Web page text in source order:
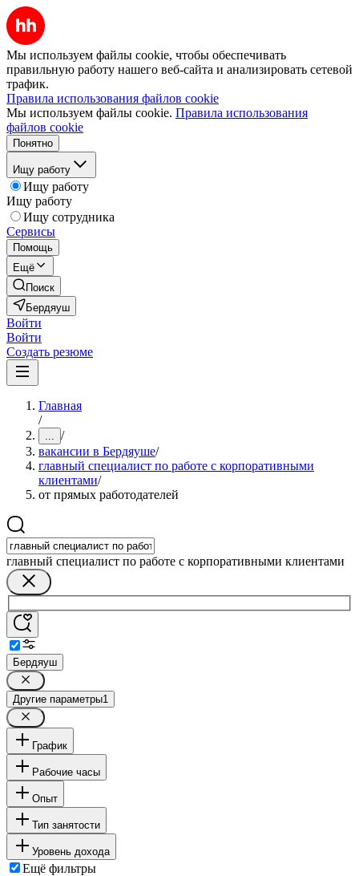
Мы используем файлы cookie, чтобы обеспечивать
правильную работу нашего веб-сайта и анализировать сетевой
трафик.
Правила использования файлов cookie
Мы используем файлы cookie. Правила использования
файлов cookie
Понятно
Ищу работу
Ищу работу
Ищу работу
Ищу сотрудника
Сервисы
Помощь
Ещё
Поиск
Бердяуш
Войти
Войти
Создать резюме
Главная
/
... /
вакансии в Бердяуше/
главный специалист по работе с корпоративными
клиентами/
от прямых работодателей
главный специалист по работе с корпоративными клиентами
Бердяуш
Другие параметры1
График
Рабочие часы
Опыт
Тип занятости
Уровень дохода
Ещё фильтры